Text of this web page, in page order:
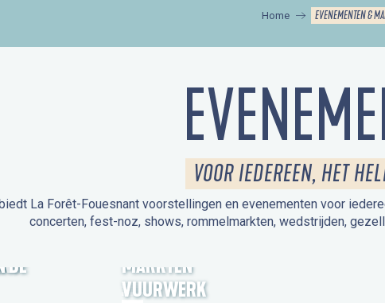
Home EVENEMENTEN &
VOOR IEDEREEN, HET
La Forêt-Fouesnant voorstellingen en evenementen voor
concerten, fest-noz, shows, rommelmarkten, wedstrijden,
DE
MARKTEN
VUURWERK